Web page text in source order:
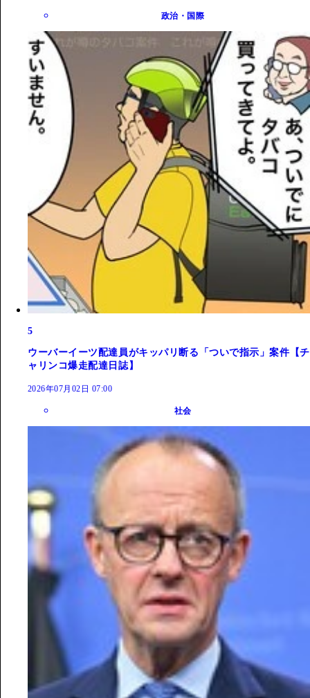
政治・国際
5
ウーバーイーツ配達員がキッパリ断る「ついで指示」案件【チ
ャリンコ爆走配達日誌】
2026年07月02日 07:00
社会